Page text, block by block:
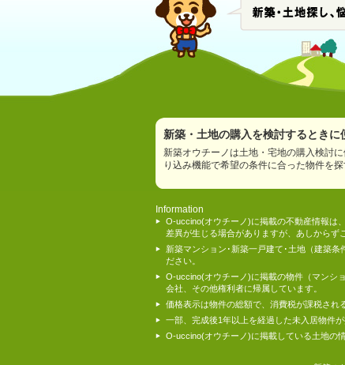
新築・土地の購入を検討するとき
新築オウチーノは土地・宅地の購入検討
り込み機能で希望の条件に合った物件を探
Information
O-uccino(オウチーノ)に掲載の不動産情報は
差異が生じる場合がありますが、あしからず
新築マンション･新築一戸建て･土地（建築
ださい。
O-uccino(オウチーノ)に掲載の物件（マンシ
会社、その他権利者に帰属しています。
価格表示は物件の総額で、消費税が課税され
一部、完成後1年以上を経過した未入居物件
O-uccino(オウチーノ)に掲載している土地の